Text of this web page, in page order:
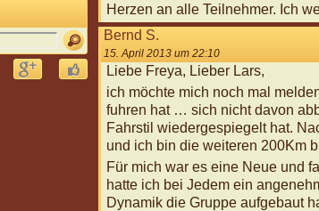
Herzen an alle Teilnehmer. Ich
Bernd S.
15. April 2013 um 22:10
Liebe Freya, Lieber Lars,
ich möchte mich noch mal
fuhren hat … sich nicht davon
Fahrstil wiedergespiegelt hat.
und ich bin die weiteren 200Km
Für mich war es eine Neue und
hatte ich bei Jedem ein
Dynamik die Gruppe aufgebaut
 